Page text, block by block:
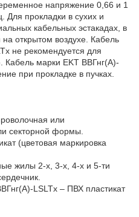
напряжение 0,66 и 1
Для прокладки в сухих и
кабельных эстакадах, в
открытом воздухе. Кабель
не рекомендуется для
Кабель марки EKT ВВГнг(А)-
при прокладке в пучках.
или
секторной формы.
(цветовая маркировка
жилы 2-х, 3-х, 4-х и 5-ти
LSLTx – ПВХ пластикат